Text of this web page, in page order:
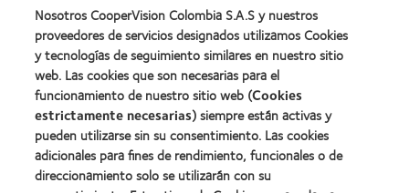
Nosotros CooperVision Colombia S.A.S y nuestros
proveedores de servicios designados utilizamos Cookies
y tecnologías de seguimiento similares en nuestro sitio
web. Las cookies que son necesarias para el
funcionamiento de nuestro sitio web (Cookies
estrictamente necesarias) siempre están activas y
pueden utilizarse sin su consentimiento. Las cookies
adicionales para fines de rendimiento, funcionales o de
direccionamiento solo se utilizarán con su